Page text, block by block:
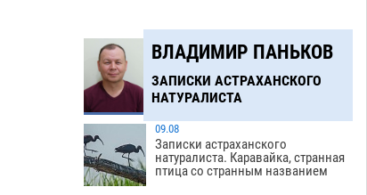
ВЛАДИМИР ПАНЬКОВ
ЗАПИСКИ АСТРАХАНСКОГО
НАТУРАЛИСТА
09.08
Записки астраханского
натуралиста. Каравайка, странная
птица со странным названием